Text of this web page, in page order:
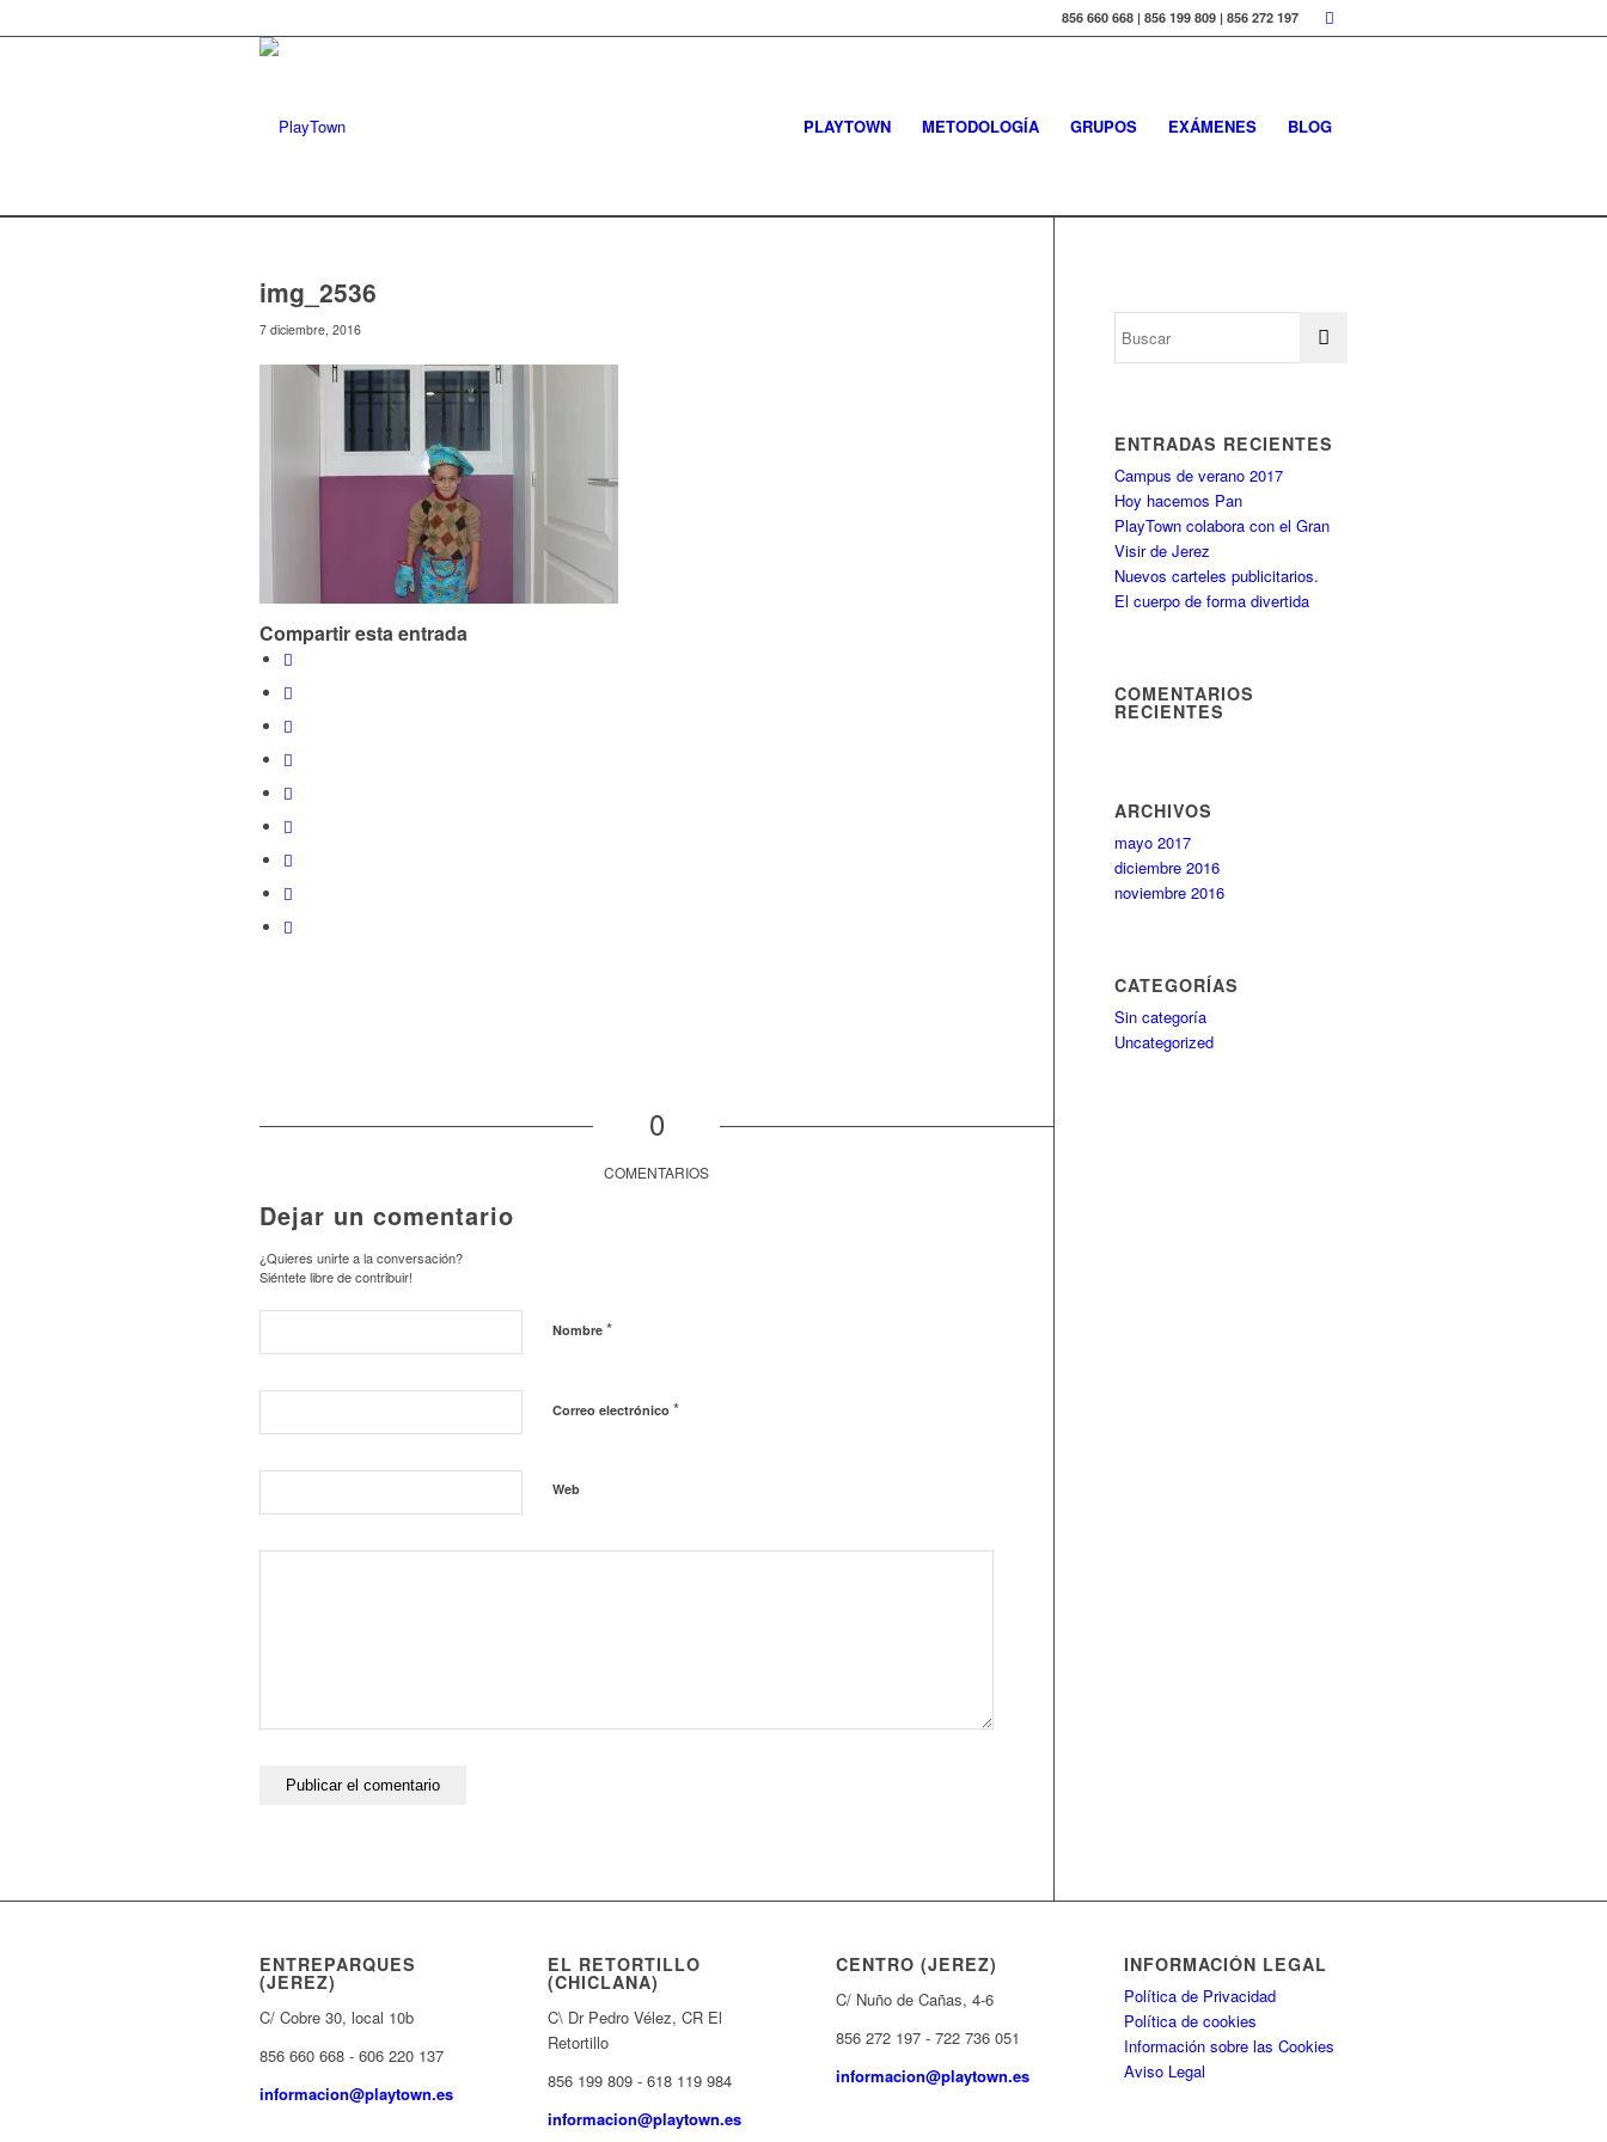
856 660 668 | 856 199 809 | 856 272 197
PLAYTOWN METODOLOGÍA GRUPOS EXÁMENES BLOG
img_2536
7 diciembre, 2016
Compartir esta entrada
0
COMENTARIOS
Dejar un comentario
¿Quieres unirte a la conversación?
Siéntete libre de contribuir!
Nombre *
Correo electrónico *
Web
ENTRADAS RECIENTES
Campus de verano 2017
Hoy hacemos Pan
PlayTown colabora con el Gran
Visir de Jerez
Nuevos carteles publicitarios.
El cuerpo de forma divertida
COMENTARIOS
RECIENTES
ARCHIVOS
mayo 2017
diciembre 2016
noviembre 2016
CATEGORÍAS
Sin categoría
Uncategorized
ENTREPARQUES
(JEREZ)
C/ Cobre 30, local 10b
856 660 668 - 606 220 137
informacion@playtown.es
EL RETORTILLO
(CHICLANA)
C\ Dr Pedro Vélez, CR El
Retortillo
856 199 809 - 618 119 984
informacion@playtown.es
CENTRO (JEREZ)
C/ Nuño de Cañas, 4-6
856 272 197 - 722 736 051
informacion@playtown.es
INFORMACIÓN LEGAL
Política de Privacidad
Política de cookies
Información sobre las Cookies
Aviso Legal